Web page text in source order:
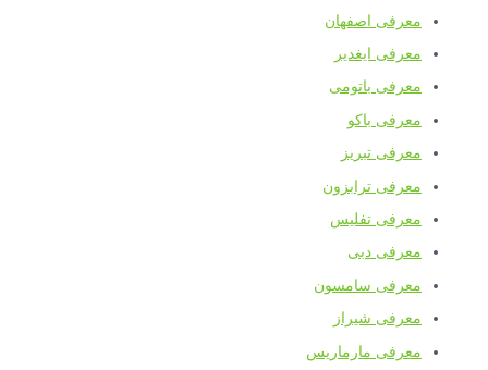
معرفی اصفهان
معرفی ایغدیر
معرفی باتومی
معرفی باکو
معرفی تبریز
معرفی ترابزون
معرفی تفلیس
معرفی دبی
معرفی سامسون
معرفی شیراز
معرفی مارماریس